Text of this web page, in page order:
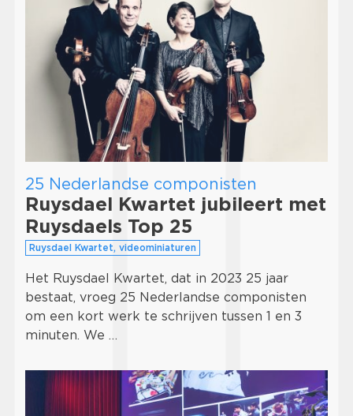
25 Nederlandse componisten
Ruysdael Kwartet jubileert met
Ruysdaels Top 25
Ruysdael Kwartet, videominiaturen
Het Ruysdael Kwartet, dat in 2023 25 jaar
bestaat, vroeg 25 Nederlandse componisten
om een kort werk te schrijven tussen 1 en 3
minuten. We …